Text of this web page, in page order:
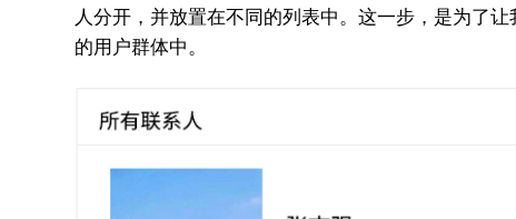
人分开，并放置在不同的列表中。这一步，是为了
的用户群体中。